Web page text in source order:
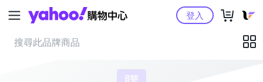
Yahoo購物中心登入